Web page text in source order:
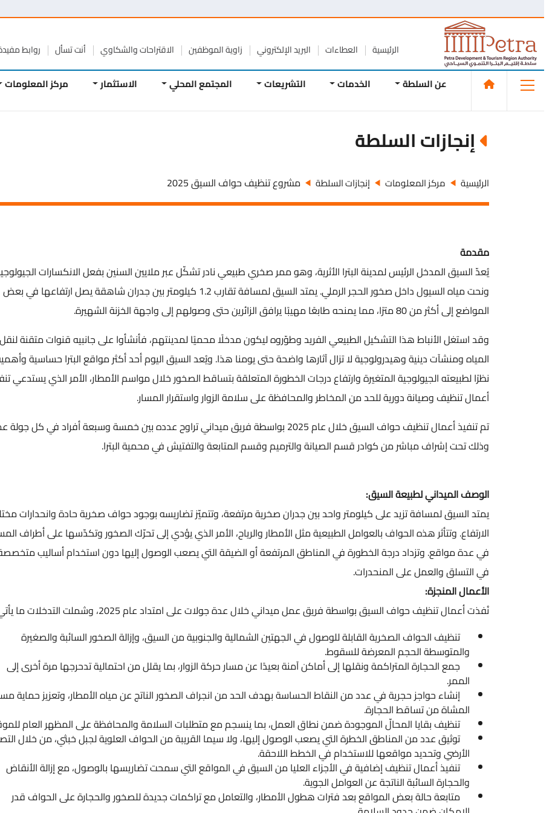
الرئيسية العطاءات البريد الإلكتروني زاوية الموظفين الاقتراحات والشكاوي أنت تسأل روابط مفيدة
عن السلطة الخدمات التشريعات المجتمع المحلي الاستثمار مركز المعلومات
إنجازات السلطة
الرئيسية مركز المعلومات إنجازات السلطة مشروع تنظيف حواف السيق 2025
مقدمة
يُعدّ السيق المدخل الرئيس لمدينة البترا الأثرية، وهو ممر صخري طبيعي نادر تشكّل عبر ملايين السنين بفعل الانكسارات الجيولوجية
ونحت مياه السيول داخل صخور الحجر الرملي. يمتد السيق لمسافة تقارب 1.2 كيلومتر بين جدران شاهقة يصل ارتفاعها في بعض
المواضع إلى أكثر من 80 مترًا، مما يمنحه طابعًا مهيبًا يرافق الزائرين حتى وصولهم إلى واجهة الخزنة الشهيرة.
وقد استغل الأنباط هذا التشكيل الطبيعي الفريد وطوّروه ليكون مدخلًا محميًا لمدينتهم، فأنشأوا على جانبيه قنوات متقنة لنقل
المياه ومنشآت دينية وهيدرولوجية لا تزال آثارها واضحة حتى يومنا هذا. ويُعد السيق اليوم أحد أكثر مواقع البترا حساسية وأهمية،
نظرًا لطبيعته الجيولوجية المتغيرة وارتفاع درجات الخطورة المتعلقة بتساقط الصخور خلال مواسم الأمطار، الأمر الذي يستدعي تنفيذ
أعمال تنظيف وصيانة دورية للحد من المخاطر والمحافظة على سلامة الزوار واستقرار المسار.
تم تنفيذ أعمال تنظيف حواف السيق خلال عام 2025 بواسطة فريق ميداني تراوح عدده بين خمسة وسبعة أفراد في كل جولة عمل،
وذلك تحت إشراف مباشر من كوادر قسم الصيانة والترميم وقسم المتابعة والتفتيش في محمية البترا.
الوصف الميداني لطبيعة السيق:
يمتد السيق لمسافة تزيد على كيلومتر واحد بين جدران صخرية مرتفعة، وتتميّز تضاريسه بوجود حواف صخرية حادة وانحدارات مختلفة
الارتفاع. وتتأثر هذه الحواف بالعوامل الطبيعية مثل الأمطار والرياح، الأمر الذي يؤدي إلى تحرّك الصخور وتكدّسها على أطراف المسار
في عدة مواقع. وتزداد درجة الخطورة في المناطق المرتفعة أو الضيقة التي يصعب الوصول إليها دون استخدام أساليب متخصصة
في التسلق والعمل على المنحدرات.
الأعمال المنجزة:
نُفذت أعمال تنظيف حواف السيق بواسطة فريق عمل ميداني خلال عدة جولات على امتداد عام 2025، وشملت التدخلات ما يأتي:
تنظيف الحواف الصخرية القابلة للوصول في الجهتين الشمالية والجنوبية من السيق، وإزالة الصخور السائبة والصغيرة
والمتوسطة الحجم المعرضة للسقوط.
جمع الحجارة المتراكمة ونقلها إلى أماكن آمنة بعيدًا عن مسار حركة الزوار، بما يقلل من احتمالية تدحرجها مرة أخرى إلى
الممر.
إنشاء حواجز حجرية في عدد من النقاط الحساسة بهدف الحد من انجراف الصخور الناتج عن مياه الأمطار، وتعزيز حماية مسار
المشاة من تساقط الحجارة.
تنظيف بقايا المحالّ الموجودة ضمن نطاق العمل، بما ينسجم مع متطلبات السلامة والمحافظة على المظهر العام للموقع.
توثيق عدد من المناطق الخطرة التي يصعب الوصول إليها، ولا سيما القريبة من الحواف العلوية لجبل خبثي، من خلال التصوير
الأرضي وتحديد مواقعها للاستخدام في الخطط اللاحقة.
تنفيذ أعمال تنظيف إضافية في الأجزاء العليا من السيق في المواقع التي سمحت تضاريسها بالوصول، مع إزالة الأنقاض
والحجارة السائبة الناتجة عن العوامل الجوية.
متابعة حالة بعض المواقع بعد فترات هطول الأمطار، والتعامل مع تراكمات جديدة للصخور والحجارة على الحواف قدر